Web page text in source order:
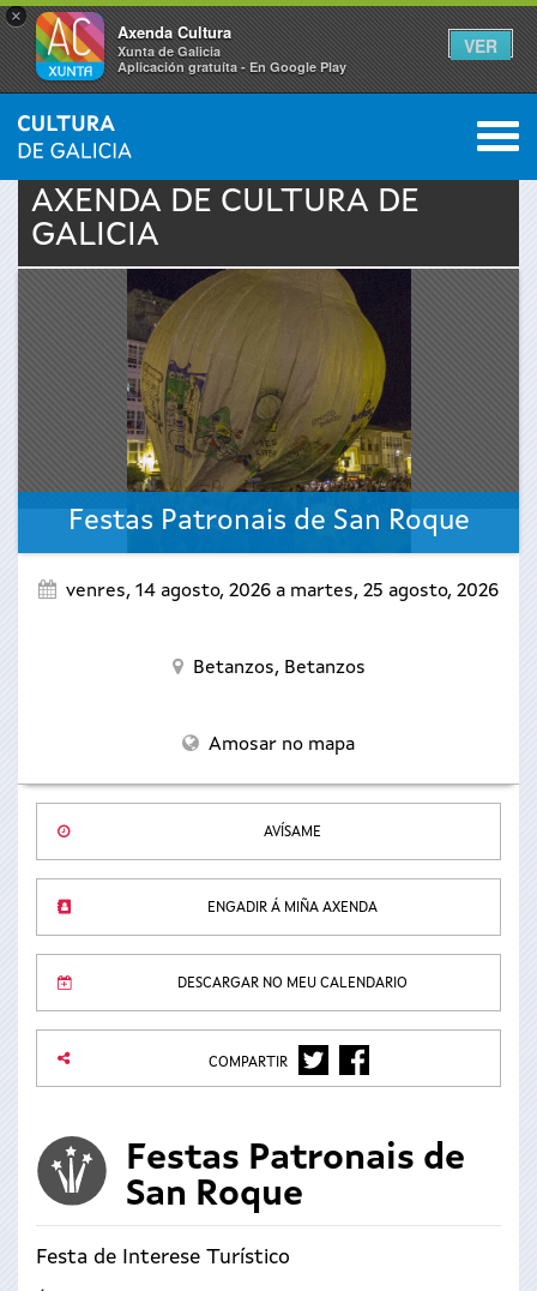
×
Axenda Cultura
Xunta de Galicia
Aplicación gratuíta - En Google Play
VER
Vostede
está
INICIO › ACTUALIDADE 0
AXENDA DE CULTURA DE
GALICIA
Festas Patronais de San Roque
venres, 14 agosto, 2026 a martes, 25 agosto, 2026
Betanzos, Betanzos
Amosar no mapa
AVÍSAME
ENGADIR Á MIÑA AXENDA
DESCARGAR NO MEU CALENDARIO
COMPARTIR TWITTERFACEBOOK
Festas Patronais de
San Roque
Festa de Interese Turístico